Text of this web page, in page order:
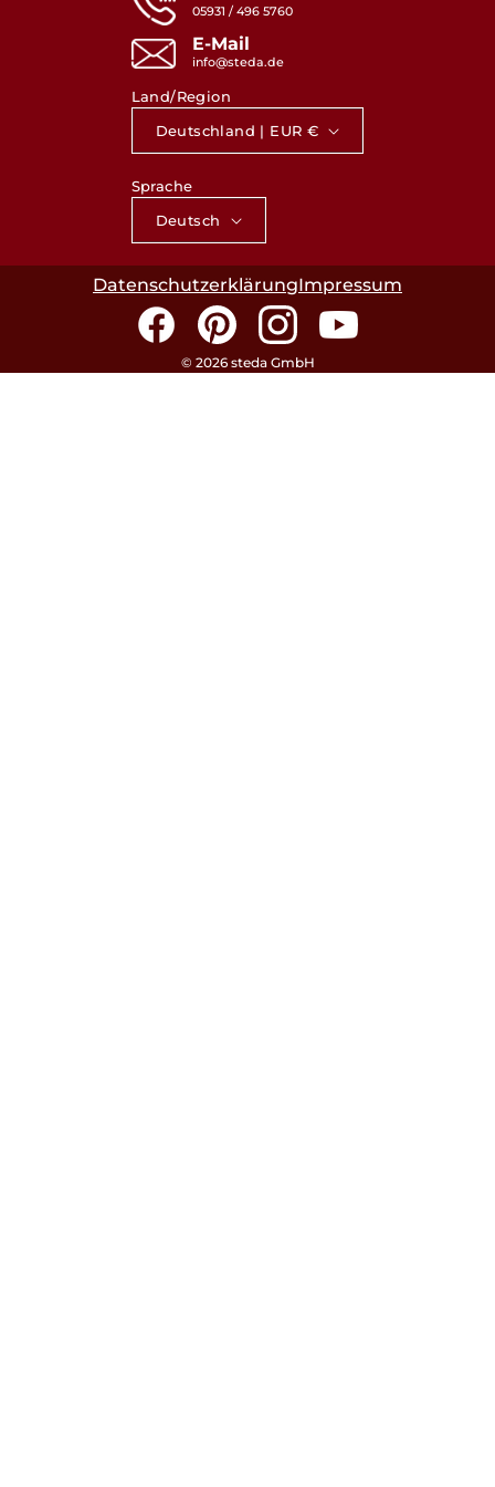
05931 / 496 5760
E-Mail
info@steda.de
Land/Region
Deutschland | EUR €
Sprache
Deutsch
© 2026 steda GmbH
FacebookPinterestInstagramYouTube
DatenschutzerklärungImpressum